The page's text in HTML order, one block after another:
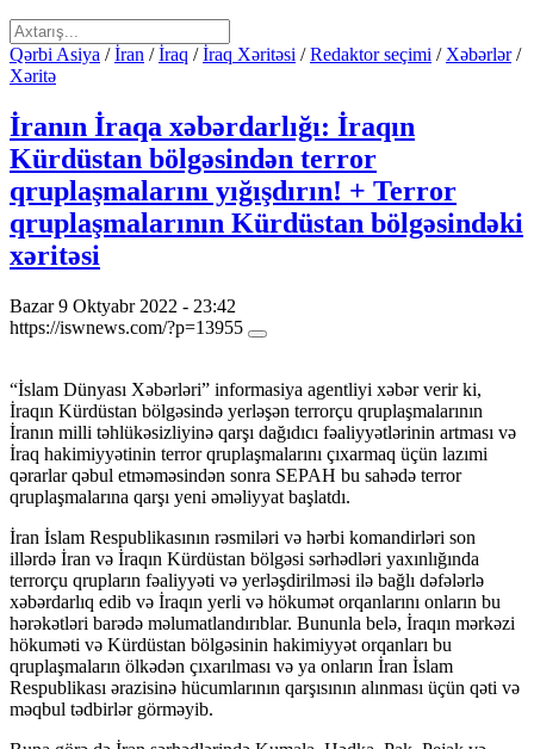
Qərbi Asiya /İran /İraq /İraq Xəritəsi /Redaktor seçimi / Xəbərlər/
Xəritə
İranın İraqa xəbərdarlığı: İraqın
Kürdüstan bölgəsindən terror
qruplaşmalarını yığışdırın! + Terror
qruplaşmalarının Kürdüstan bölgəsindəki
xəritəsi
Bazar 9 Oktyabr 2022 - 23:42
https://iswnews.com/?p=13955
“İslam Dünyası Xəbərləri” informasiya agentliyi xəbər verir ki,
İraqın Kürdüstan bölgəsində yerləşən terrorçu qruplaşmalarının
İranın milli təhlükəsizliyinə qarşı dağıdıcı fəaliyyətlərinin artması və
İraq hakimiyyətinin terror qruplaşmalarını çıxarmaq üçün lazımi
qərarlar qəbul etməməsindən sonra SEPAH bu sahədə terror
qruplaşmalarına qarşı yeni əməliyyat başlatdı.
İran İslam Respublikasının rəsmiləri və hərbi komandirləri son
illərdə İran və İraqın Kürdüstan bölgəsi sərhədləri yaxınlığında
terrorçu qrupların fəaliyyəti və yerləşdirilməsi ilə bağlı dəfələrlə
xəbərdarlıq edib və İraqın yerli və hökumət orqanlarını onların bu
hərəkətləri barədə məlumatlandırıblar. Bununla belə, İraqın mərkəzi
hökuməti və Kürdüstan bölgəsinin hakimiyyət orqanları bu
qruplaşmaların ölkədən çıxarılması və ya onların İran İslam
Respublikası ərazisinə hücumlarının qarşısının alınması üçün qəti və
məqbul tədbirlər görməyib.